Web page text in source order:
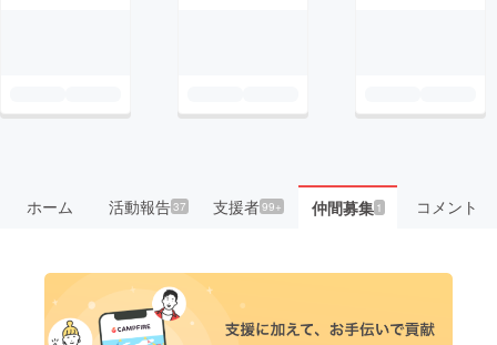
ホーム 活動報告37 支援者99+ 仲間募集 1 コメント